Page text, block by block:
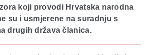
koji provodi Hrvatska narodna
su i usmjerene na suradnju s
drugih država članica.